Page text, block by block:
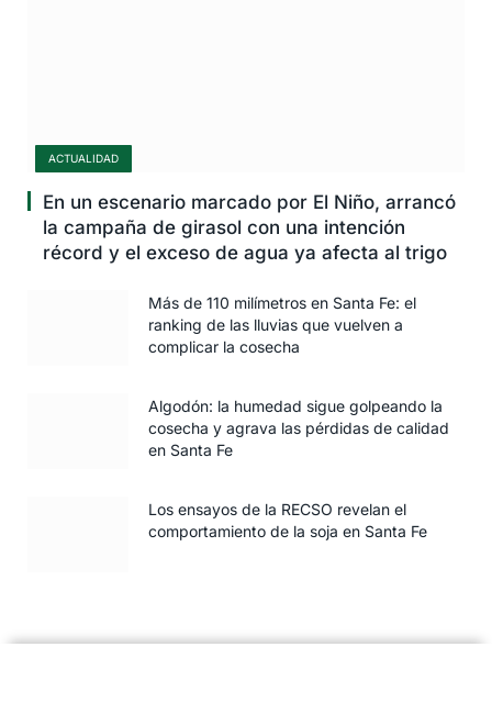
ACTUALIDAD
En un escenario marcado por El Niño, arrancó
la campaña de girasol con una intención
récord y el exceso de agua ya afecta al trigo
Más de 110 milímetros en Santa Fe: el
ranking de las lluvias que vuelven a
complicar la cosecha
Algodón: la humedad sigue golpeando la
cosecha y agrava las pérdidas de calidad
en Santa Fe
Los ensayos de la RECSO revelan el
comportamiento de la soja en Santa Fe